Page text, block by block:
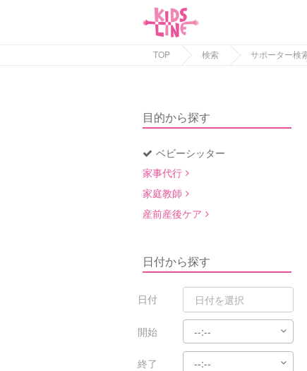
TOP 検索 サポーター検
目的から探す
ベビーシッター
家事代行
家庭教師
産前産後ケア
日付から探す
日付
開始
終了